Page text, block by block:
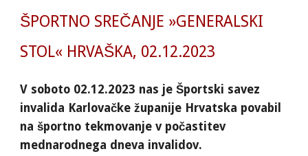
ŠPORTNO SREČANJE »GENERALSKI
STOL« HRVAŠKA, 02.12.2023
V soboto 02.12.2023 nas je Športski savez
invalida Karlovačke županije Hrvatska povabil
na športno tekmovanje v počastitev
mednarodnega dneva invalidov.